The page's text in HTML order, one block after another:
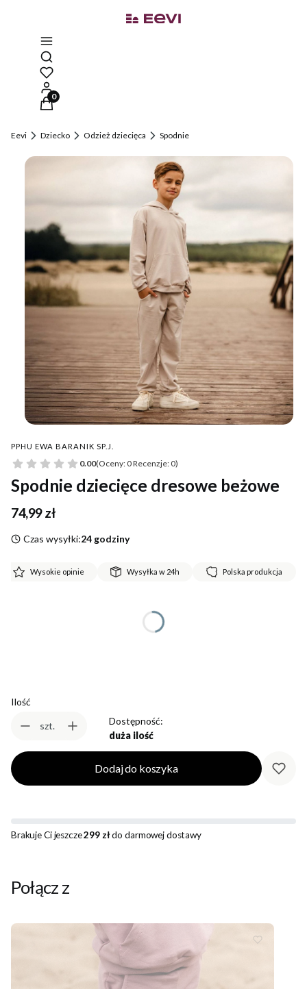
Otwórz wyszukiwarkę
Produkty w koszyku: 0. Zobacz szczegóły
Eevi Dziecko Odzież dziecięca Spodnie
PPHU EWA BARANIK SP.J.
0.00(Oceny: 0 Recenzje: 0)
Spodnie dziecięce dresowe beżowe
Cena
74,99 zł
Czas wysyłki:24 godziny
Wysokie opinie Wysyłka w 24h Polska produkcja
Ilość
szt.
Dostępność:
duża ilość
Dodaj do koszyka
Brakuje Ci jeszcze299 złdo darmowej dostawy
Połącz z